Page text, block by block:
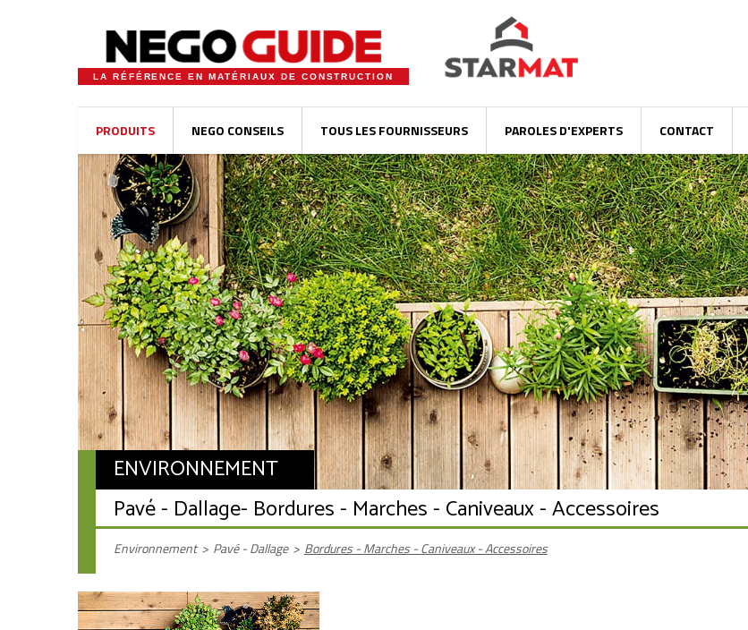
LA RÉFÉRENCE EN MATÉRIAUX DE CONSTRUCTION
PRODUITS NEGO CONSEILS TOUS LES FOURNISSEURS PAROLES D'EXPERTS CONTACT
ENVIRONNEMENT
Pavé - Dallage- Bordures - Marches - Caniveaux - Accessoires
Environnement > Pavé - Dallage > Bordures - Marches - Caniveaux - Accessoires